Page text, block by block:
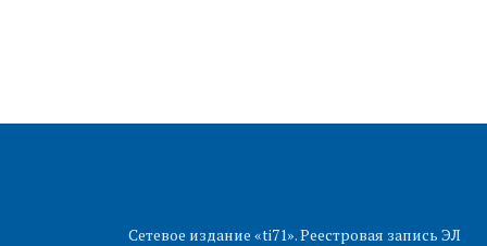
Сетевое издание «ti71». Реестровая запись ЭЛ